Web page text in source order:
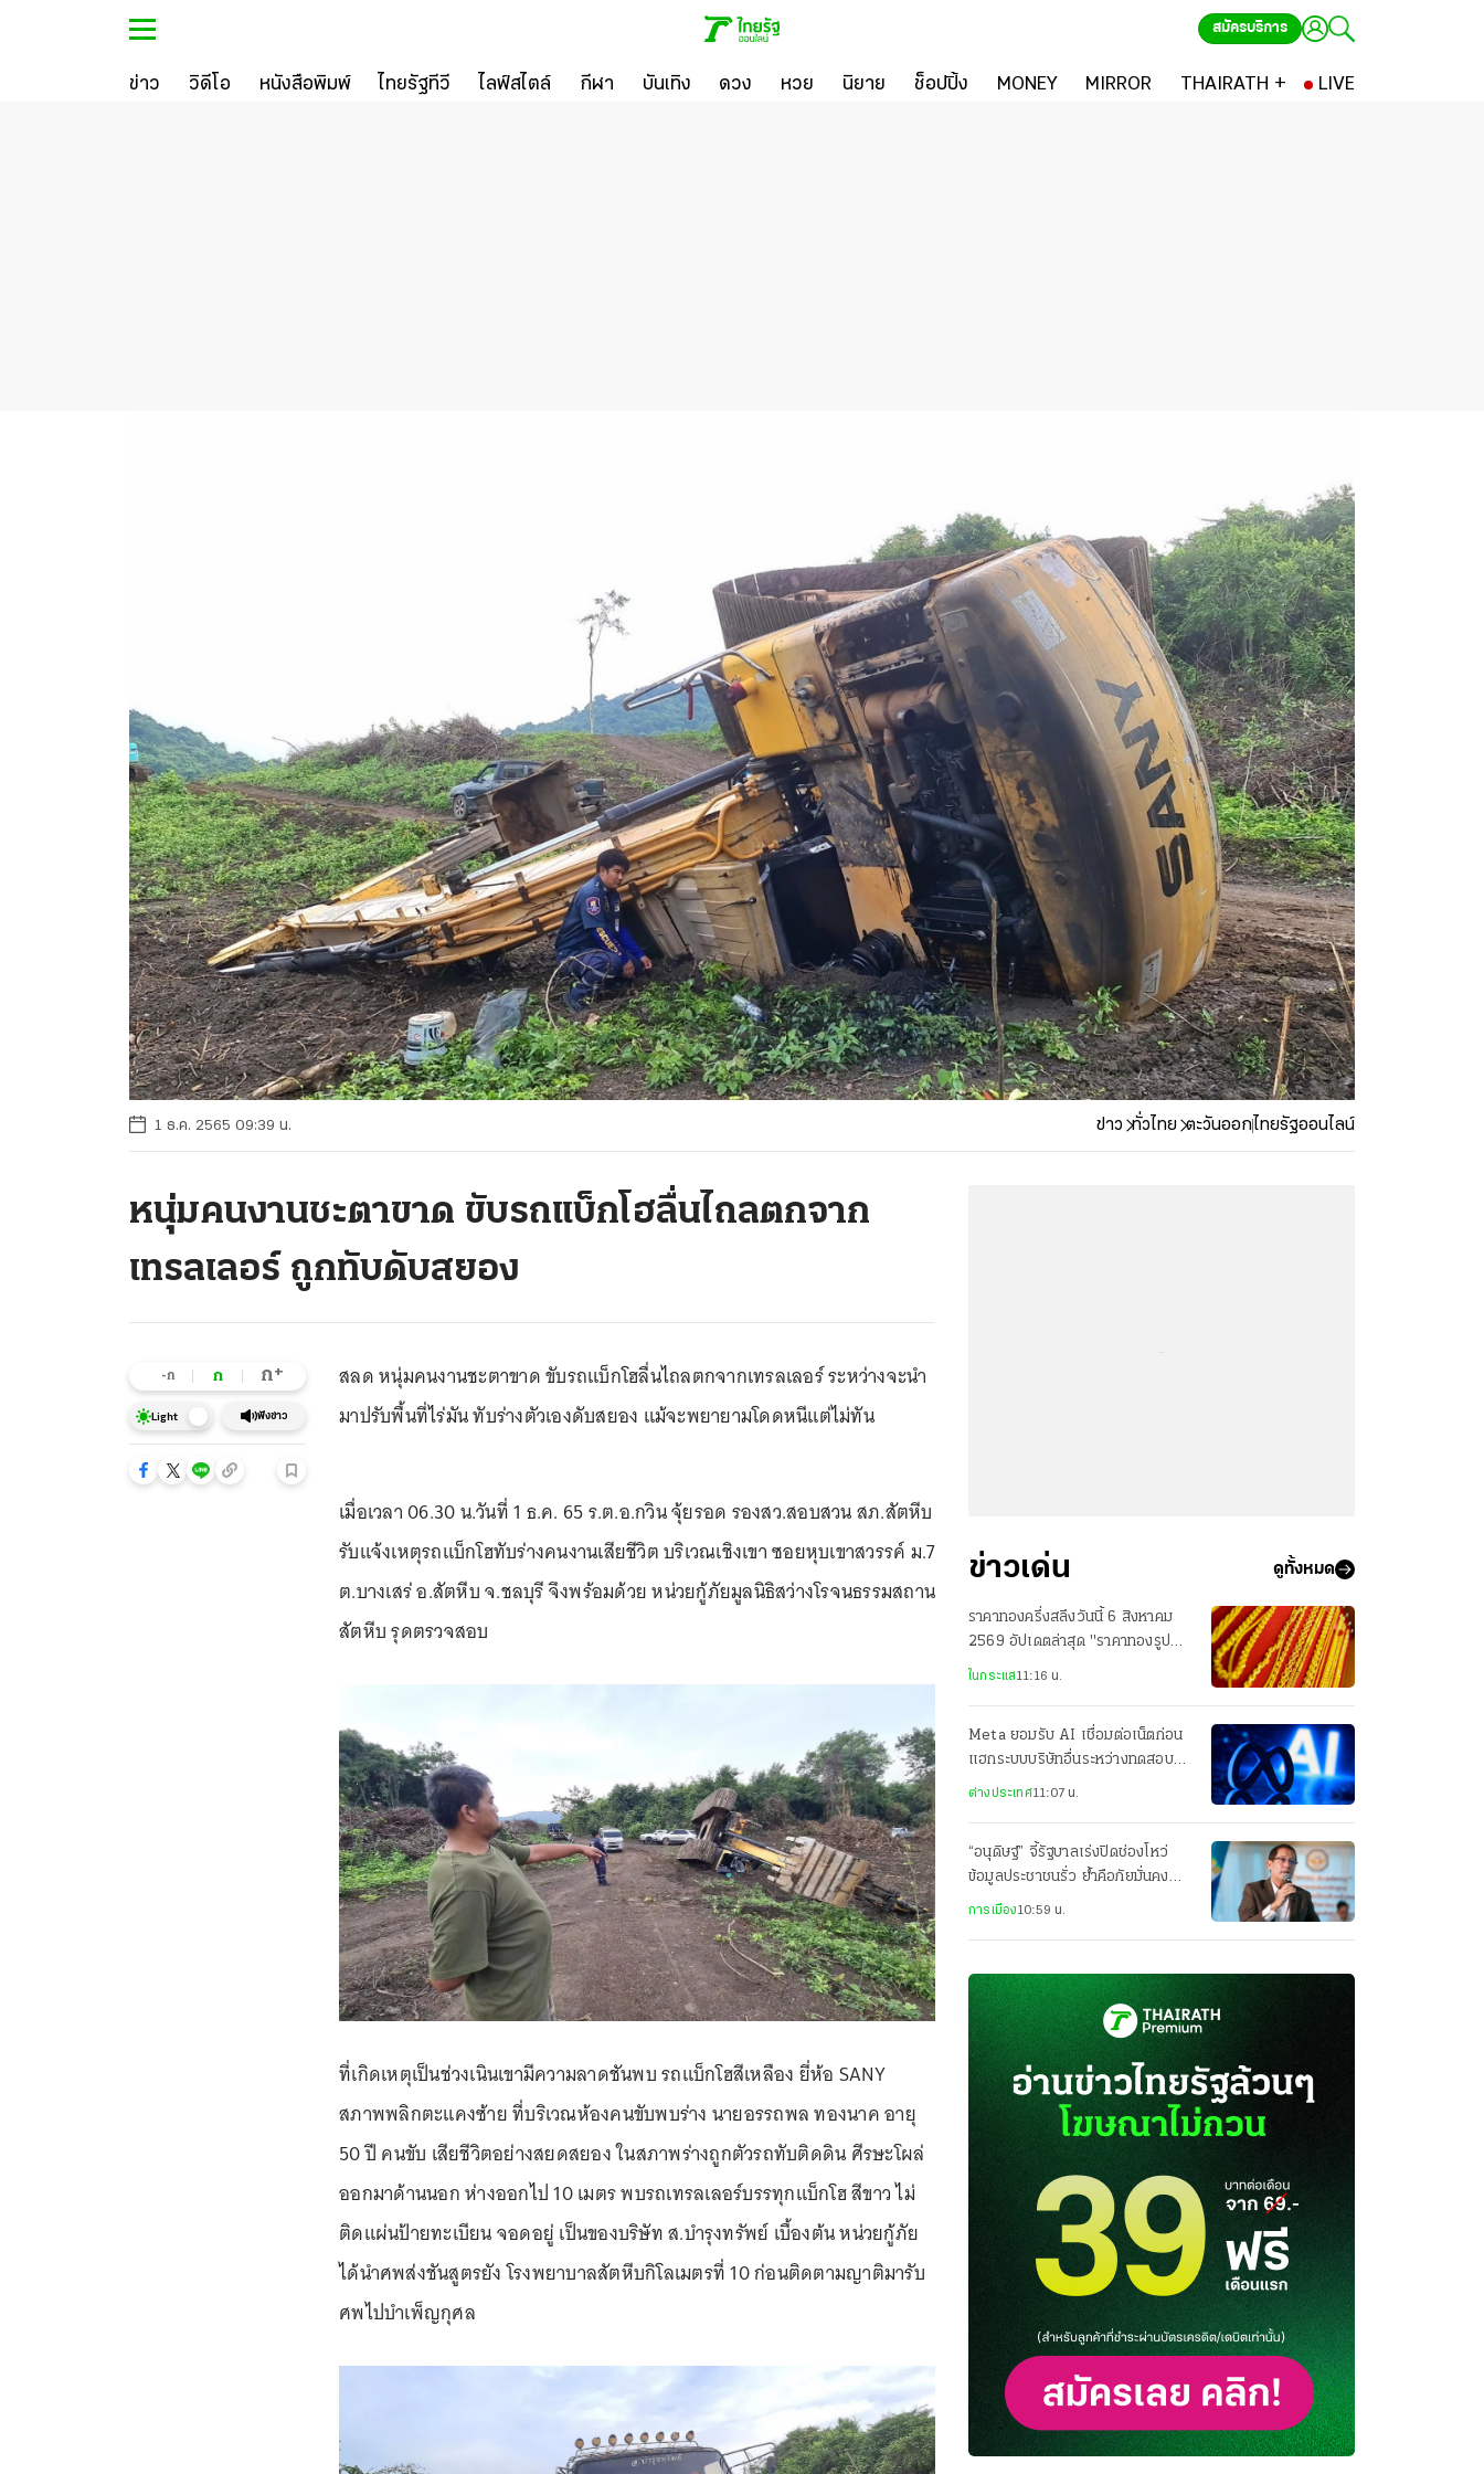
สมัครบริการ
ข่าว วิดีโอ หนังสือพิมพ์ ไทยรัฐทีวี ไลฟ์สไตล์ กีฬา บันเทิง ดวง หวย นิยาย ช็อปปิ้ง MONEY MIRROR THAIRATH + LIVE
1 ธ.ค. 2565 09:39 น. ข่าว ทั่วไทย ตะวันออกไทยรัฐออนไลน์
หนุ่มคนงานชะตาขาด ขับรถแบ็กโฮลื่นไถลตกจาก
เทรลเลอร์ ถูกทับดับสยอง
-ก ก ก+
Light ฟังข่าว
สลด หนุ่มคนงานชะตาขาด ขับรถแบ็กโฮลื่นไถลตกจากเทรลเลอร์ ระหว่างจะนำ
มาปรับพื้นที่ไร่มัน ทับร่างตัวเองดับสยอง แม้จะพยายามโดดหนีแต่ไม่ทัน
เมื่อเวลา 06.30 น.วันที่ 1 ธ.ค. 65 ร.ต.อ.กวิน จุ้ยรอด รองสว.สอบสวน สภ.สัตหีบ
รับแจ้งเหตุรถแบ็กโฮทับร่างคนงานเสียชีวิต บริเวณเชิงเขา ซอยหุบเขาสวรรค์ ม.7
ต.บางเสร่ อ.สัตหีบ จ.ชลบุรี จึงพร้อมด้วย หน่วยกู้ภัยมูลนิธิสว่างโรจนธรรมสถาน
สัตหีบ รุดตรวจสอบ
ที่เกิดเหตุเป็นช่วงเนินเขามีความลาดชันพบ รถแบ็กโฮสีเหลือง ยี่ห้อ SANY
สภาพพลิกตะแคงซ้าย ที่บริเวณห้องคนขับพบร่าง นายอรรถพล ทองนาค อายุ
50 ปี คนขับ เสียชีวิตอย่างสยดสยอง ในสภาพร่างถูกตัวรถทับติดดิน ศีรษะโผล่
ออกมาด้านนอก ห่างออกไป 10 เมตร พบรถเทรลเลอร์บรรทุกแบ็กโฮ สีขาว ไม่
ติดแผ่นป้ายทะเบียน จอดอยู่ เป็นของบริษัท ส.บำรุงทรัพย์ เบื้องต้น หน่วยกู้ภัย
ได้นำศพส่งชันสูตรยัง โรงพยาบาลสัตหีบกิโลเมตรที่ 10 ก่อนติดตามญาติมารับ
ศพไปบำเพ็ญกุศล
ข่าวเด่น ดูทั้งหมด
ราคาทองครึ่งสลึงวันนี้ 6 สิงหาคม
2569 อัปเดตล่าสุด "ราคาทองรูป
พรรณ" กี่บาทแล้ว
ในกระแส11:16 น.
Meta ยอมรับ AI เชื่อมต่อเน็ตก่อน
แฮกระบบบริษัทอื่นระหว่างทดสอบ
คาดเกิดจากตั้งค่าระบบผิด
ต่างประเทศ11:07 น.
“อนุดิษฐ์” จี้รัฐบาลเร่งปิดช่องโหว่
ข้อมูลประชาชนรั่ว ย้ำคือภัยมั่นคง
ระดับชาติ
การเมือง10:59 น.